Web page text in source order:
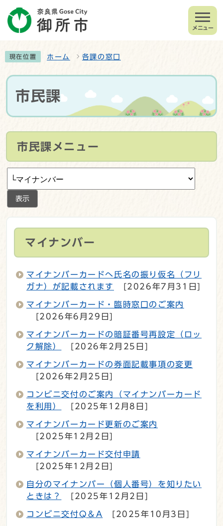
メニュー
現在位置 ホーム 各課の窓口
市民課
市民課メニュー
表示
マイナンバー
マイナンバーカードへ氏名の振り仮名（フリ
ガナ）が記載されます
[2026年7月31日]
マイナンバーカード・臨時窓口のご案内
[2026年6月29日]
マイナンバーカードの暗証番号再設定（ロッ
ク解除）
[2026年2月25日]
マイナンバーカードの券面記載事項の変更
[2026年2月25日]
コンビニ交付のご案内（マイナンバーカード
を利用）
[2025年12月8日]
マイナンバーカード更新のご案内
[2025年12月2日]
マイナンバーカード交付申請
[2025年12月2日]
自分のマイナンバー（個人番号）を知りたい
ときは？
[2025年12月2日]
コンビニ交付Q＆A [2025年10月3日]